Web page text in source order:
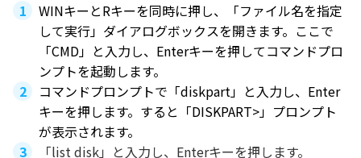
WINキーとRキーを同時に押し、「ファイル名を指定
して実行」ダイアログボックスを開きます。ここで
「CMD」と入力し、Enterキーを押してコマンドプロ
ンプトを起動します。
コマンドプロンプトで「diskpart」と入力し、Enter
キーを押します。すると「DISKPART>」プロンプト
が表示されます。
「list disk」と入力し、Enterキーを押します。